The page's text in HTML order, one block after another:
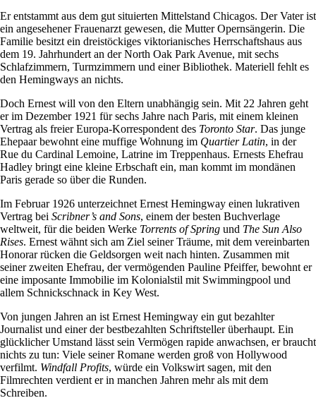
Er entstammt aus dem gut situierten Mittelstand Chicagos. Der Vater ist
ein angesehener Frauenarzt gewesen, die Mutter Opernsängerin. Die
Familie besitzt ein dreistöckiges viktorianisches Herrschaftshaus aus
dem 19. Jahrhundert an der North Oak Park Avenue, mit sechs
Schlafzimmern, Turmzimmern und einer Bibliothek. Materiell fehlt es
den Hemingways an nichts.
Doch Ernest will von den Eltern unabhängig sein. Mit 22 Jahren geht
er im Dezember 1921 für sechs Jahre nach Paris, mit einem kleinen
Vertrag als freier Europa-Korrespondent des Toronto Star. Das junge
Ehepaar bewohnt eine muffige Wohnung im Quartier Latin, in der
Rue du Cardinal Lemoine, Latrine im Treppenhaus. Ernests Ehefrau
Hadley bringt eine kleine Erbschaft ein, man kommt im mondänen
Paris gerade so über die Runden.
Im Februar 1926 unterzeichnet Ernest Hemingway einen lukrativen
Vertrag bei Scribner’s and Sons, einem der besten Buchverlage
weltweit, für die beiden Werke Torrents of Spring und The Sun Also
Rises. Ernest wähnt sich am Ziel seiner Träume, mit dem vereinbarten
Honorar rücken die Geldsorgen weit nach hinten. Zusammen mit
seiner zweiten Ehefrau, der vermögenden Pauline Pfeiffer, bewohnt er
eine imposante Immobilie im Kolonialstil mit Swimmingpool und
allem Schnickschnack in Key West.
Von jungen Jahren an ist Ernest Hemingway ein gut bezahlter
Journalist und einer der bestbezahlten Schriftsteller überhaupt. Ein
glücklicher Umstand lässt sein Vermögen rapide anwachsen, er braucht
nichts zu tun: Viele seiner Romane werden groß von Hollywood
verfilmt. Windfall Profits, würde ein Volkswirt sagen, mit den
Filmrechten verdient er in manchen Jahren mehr als mit dem
Schreiben.